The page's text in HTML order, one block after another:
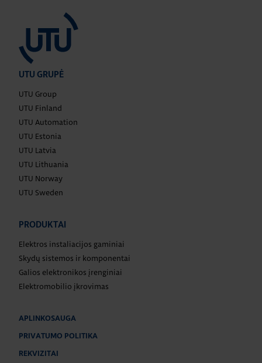
UTU GRUPĖ
UTU Group
UTU Finland
UTU Automation
UTU Estonia
UTU Latvia
UTU Lithuania
UTU Norway
UTU Sweden
PRODUKTAI
Elektros instaliacijos gaminiai
Skydų sistemos ir komponentai
Galios elektronikos įrenginiai
Elektromobilio įkrovimas
APLINKOSAUGA
PRIVATUMO POLITIKA
REKVIZITAI